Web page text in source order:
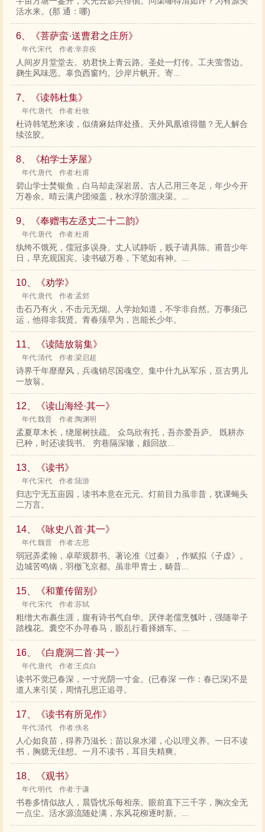
活水来。(那 通：哪)
6、《菩萨蛮·送曹君之庄所》
年代:宋代 作者:辛弃疾
人间岁月堂堂去。劝君快上青云路。圣处一灯传。工夫萤雪边。
麹生风味恶。辜负西窗约。沙岸片帆开。寄...
7、《读韩杜集》
年代:唐代 作者:杜牧
杜诗韩笔愁来读，似倩麻姑痒处搔。天外凤凰谁得髓？无人解合
续弦胶。
8、《柏学士茅屋》
年代:唐代 作者:杜甫
碧山学士焚银鱼，白马却走深岩居。古人己用三冬足，年少今开
万卷余。晴云满户团倾盖，秋水浮阶溜决渠。...
9、《奉赠韦左丞丈二十二韵》
年代:唐代 作者:杜甫
纨绔不饿死，儒冠多误身。丈人试静听，贱子请具陈。甫昔少年
日，早充观国宾。读书破万卷，下笔如有神。...
10、《劝学》
年代:唐代 作者:孟郊
击石乃有火，不击元无烟。人学始知道，不学非自然。万事须己
运，他得非我贤。青春须早为，岂能长少年。
11、《读陆放翁集》
年代:清代 作者:梁启超
诗界千年靡靡风，兵魂销尽国魂空。集中什九从军乐，亘古男儿
一放翁。
12、《读山海经·其一》
年代:魏晋 作者:陶渊明
孟夏草木长，绕屋树扶疏。 众鸟欣有托，吾亦爱吾庐。 既耕亦
已种，时还读我书。 穷巷隔深辙，颇回故...
13、《读书》
年代:宋代 作者:陆游
归志宁无五亩园，读书本意在元元。灯前目力虽非昔，犹课蝇头
二万言。
14、《咏史八首·其一》
年代:魏晋 作者:左思
弱冠弄柔翰，卓荦观群书。著论准《过秦》，作赋拟《子虚》。
边城苦鸣镝，羽檄飞京都。虽非甲胄士，畴昔...
15、《和董传留别》
年代:宋代 作者:苏轼
粗缯大布裹生涯，腹有诗书气自华。厌伴老儒烹瓠叶，强随举子
踏槐花。囊空不办寻春马，眼乱行看择婿车。...
16、《白鹿洞二首·其一》
年代:唐代 作者:王贞白
读书不觉已春深，一寸光阴一寸金。(已春深 一作：春已深)不是
道人来引笑，周情孔思正追寻。
17、《读书有所见作》
年代:清代 作者:佚名
人心如良苗，得养乃滋长；苗以泉水灌，心以理义养。一日不读
书，胸臆无佳想。一月不读书，耳目失精爽。
18、《观书》
年代:明代 作者:于谦
书卷多情似故人，晨昏忧乐每相亲。眼前直下三千字，胸次全无
一点尘。活水源流随处满，东风花柳逐时新。...